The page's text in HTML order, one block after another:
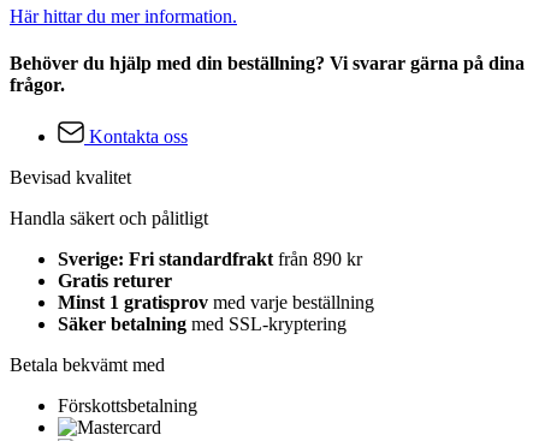
Här hittar du mer information.
Behöver du hjälp med din beställning? Vi svarar gärna på dina
frågor.
Kontakta oss
Bevisad kvalitet
Handla säkert och pålitligt
Sverige: Fri standardfrakt från 890 kr
Gratis returer
Minst 1 gratisprov med varje beställning
Säker betalning med SSL-kryptering
Betala bekvämt med
Förskottsbetalning